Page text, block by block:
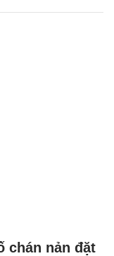
chán nản đặt